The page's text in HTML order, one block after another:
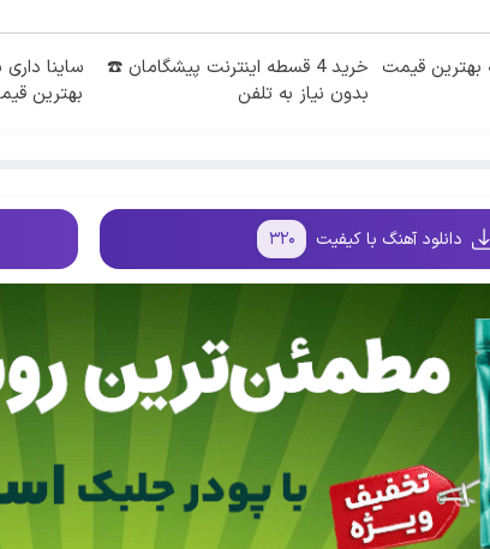
قیمت
خرید 4 قسطه اینترنت پیشگامان ☎️
بدون نیاز به تلفن
ساینا
بهترین
دانلود آهنگ با کیفیت ۳۲۰